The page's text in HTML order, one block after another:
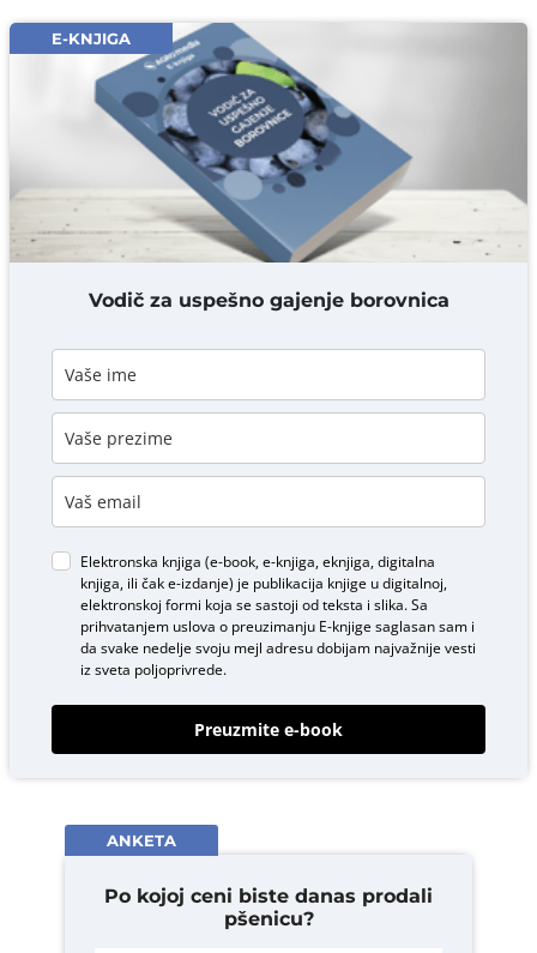
Email* obavezno
Komentar* obavezno
DODAJ KOMENTAR
E-KNJIGA
Vodič za uspešno gajenje borovnica
Elektronska knjiga (e-book, e-knjiga, eknjiga, digitalna
knjiga, ili čak e-izdanje) je publikacija knjige u digitalnoj,
elektronskoj formi koja se sastoji od teksta i slika. Sa
prihvatanjem uslova o preuzimanju E-knjigesaglasan sam i
da svake nedelje svoju mejl adresu dobijam najvažnije vesti
iz sveta poljoprivrede.
Preuzmite e-book
ANKETA
Po kojoj ceni biste danas prodali
pšenicu?